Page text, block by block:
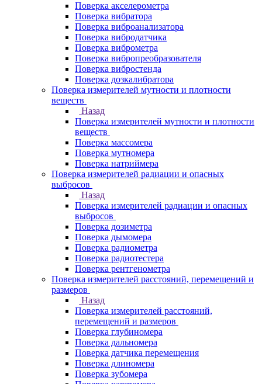
Поверка акселерометра
Поверка вибратора
Поверка виброанализатора
Поверка вибродатчика
Поверка виброметра
Поверка вибропреобразователя
Поверка вибростенда
Поверка дозкалибратора
Поверка измерителей мутности и плотности
веществ
Назад
Поверка измерителей мутности и плотности
веществ
Поверка массомера
Поверка мутномера
Поверка натриймера
Поверка измерителей радиации и опасных
выбросов
Назад
Поверка измерителей радиации и опасных
выбросов
Поверка дозиметра
Поверка дымомера
Поверка радиометра
Поверка радиотестера
Поверка рентгенометра
Поверка измерителей расстояний, перемещений и
размеров
Назад
Поверка измерителей расстояний,
перемещений и размеров
Поверка глубиномера
Поверка дальномера
Поверка датчика перемещения
Поверка длиномера
Поверка зубомера